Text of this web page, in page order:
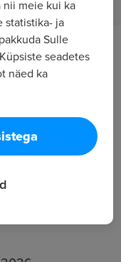
alates
nii meie kui ka
statistika- ja
Sulle
seadetes
näed ka